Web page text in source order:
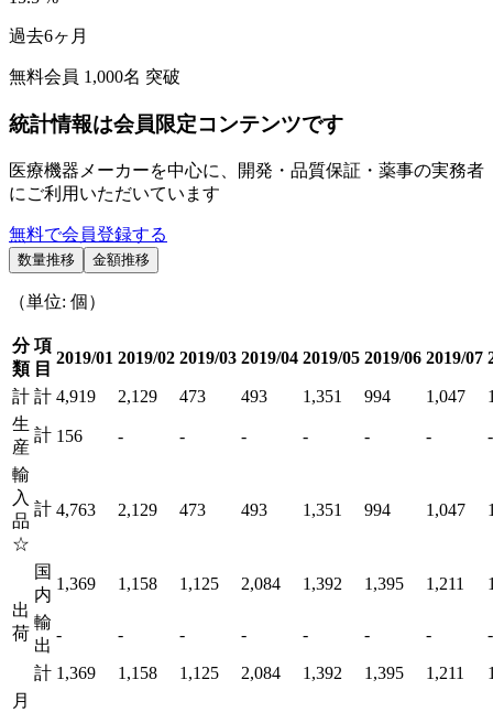
過去6ヶ月
無料会員 1,000名 突破
統計情報は会員限定コンテンツです
医療機器メーカーを中心に、開発・品質保証・薬事の実務者
にご利用いただいています
無料で会員登録する
数量推移 金額推移
（単位: 個）
分
類
項
目
2019/01 2019/02 2019/03 2019/04 2019/05 2019/06 2019/07
計 計 4,919 2,129 473 493 1,351 994 1,047
生
産
計 156 - - - - - - -
輸
入
品
☆
計 4,763 2,129 473 493 1,351 994 1,047
出
荷
国
内
1,369 1,158 1,125 2,084 1,392 1,395 1,211
輸
出
- - - - - - - -
計 1,369 1,158 1,125 2,084 1,392 1,395 1,211
月